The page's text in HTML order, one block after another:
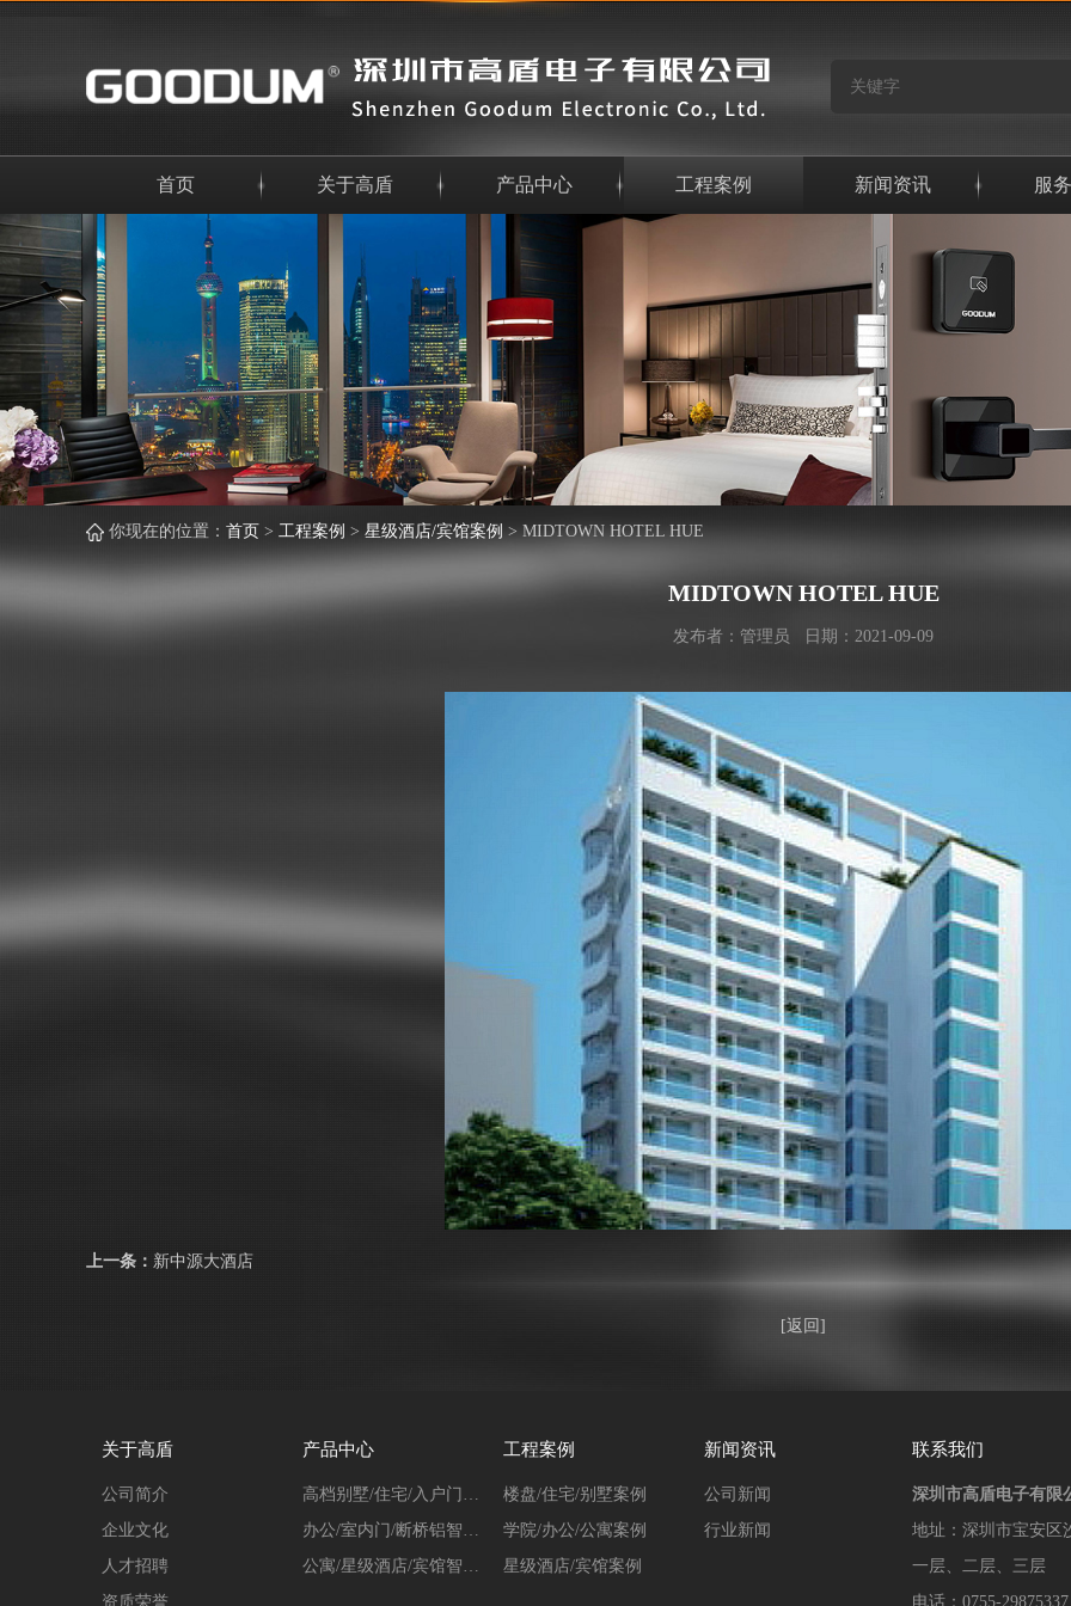
首页 关于高盾 产品中心 工程案例 新闻资讯 服
你现在的位置： 首页 > 工程案例 > 星级酒店/宾馆案例 > MIDTOWN HOTEL HUE
MIDTOWN HOTEL HUE
发布者：管理员 日期：2021-09-09
上一条： 新中源大酒店
[返回]
关于高盾
公司简介
企业文化
人才招聘
资质荣誉
产品中心
高档别墅/住宅/入户门指纹密码锁系列
办公/室内门/断桥铝智能锁系列
公寓/星级酒店/宾馆智能锁系列
工程案例
楼盘/住宅/别墅案例
学院/办公/公寓案例
星级酒店/宾馆案例
新闻资讯
公司新闻
行业新闻
联系我们
深圳市高盾电子有限
地址：深圳市宝安区
一层、二层、三层
电话：0755-29875337